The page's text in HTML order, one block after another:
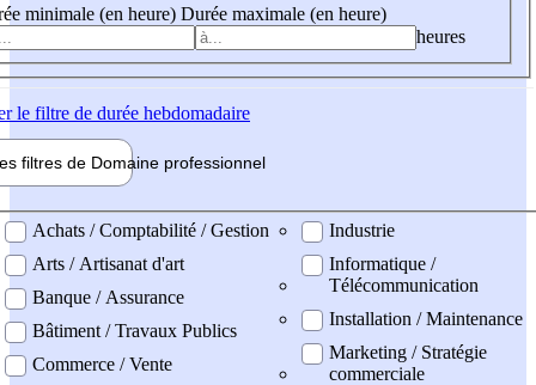
minimale (en heure) Durée maximale (en heure)
heures
le filtre de durée hebdomadaire
filtres de Domaine professionnel
professionel
Achats / Comptabilité / Gestion
Arts / Artisanat d'art
Banque / Assurance
Bâtiment / Travaux Publics
Commerce / Vente
Industrie
Informatique /
Télécommunication
Installation / Maintenance
Marketing / Stratégie
commerciale